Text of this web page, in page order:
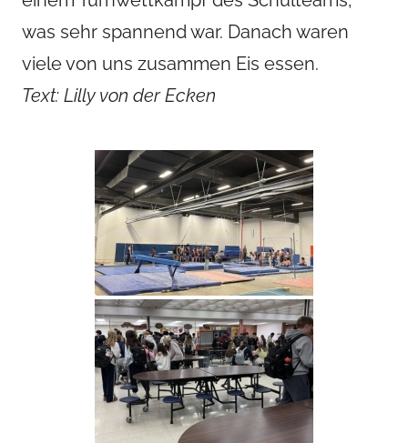
was sehr spannend war. Danach waren
viele von uns zusammen Eis essen.
Text: Lilly von der Ecken